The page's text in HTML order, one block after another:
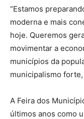
“Estamos
moderna e mais
hoje. Queremos
movimentar a
municípios da
municipalismo
A Feira dos
últimos anos como